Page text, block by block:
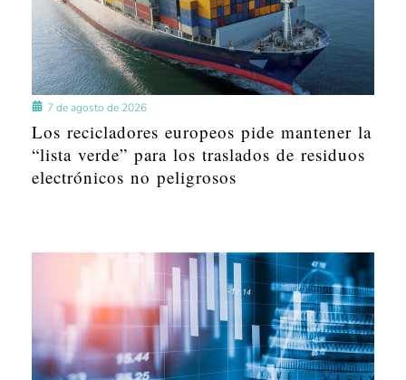
7 de agosto de 2026
Los recicladores europeos pide mantener la
“lista verde” para los traslados de residuos
electrónicos no peligrosos